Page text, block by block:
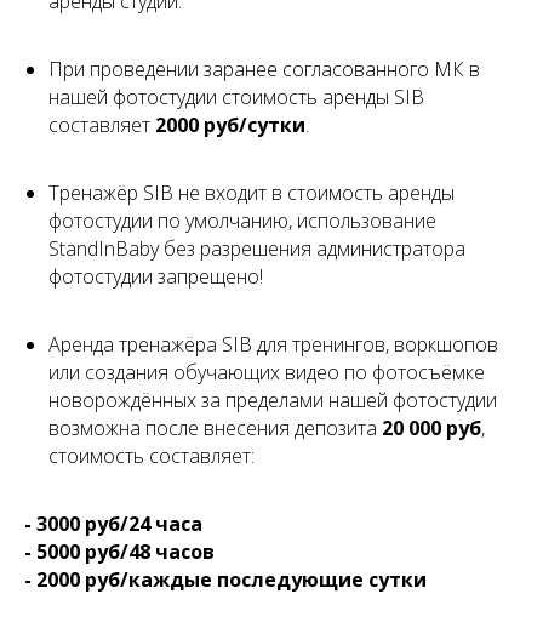
При проведении заранее согласованного МК в
нашей фотостудии стоимость аренды SIB
составляет 2000 руб/сутки.
Тренажёр SIB не входит в стоимость аренды
фотостудии по умолчанию, использование
StandInBaby без разрешения администратора
фотостудии запрещено!
Аренда тренажёра SIB для тренингов, воркшопов
или создания обучающих видео по фотосъёмке
новорождённых за пределами нашей фотостудии
возможна после внесения депозита 20 000 руб,
стоимость составляет:
- 3000 руб/24 часа​
- 5000 руб/48 часов
- 2000 руб/каждые последующие сутки